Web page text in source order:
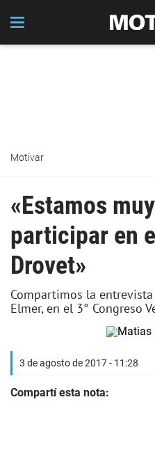
Motivar
«Estamos
participar en
Drovet»
Compartimos la
Elmer, en el 3° Congreso
3 de agosto de 2017 - 11:28
Compartí esta nota: